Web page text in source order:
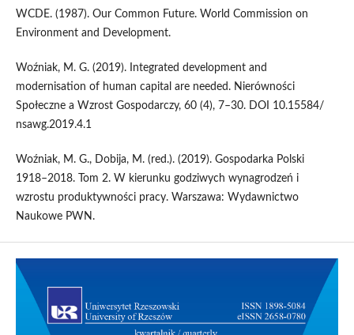
WCDE. (1987). Our Common Future. World Commission on
Environment and Development.
Woźniak, M. G. (2019). Integrated development and
modernisation of human capital are needed. Nierówności
Społeczne a Wzrost Gospodarczy, 60 (4), 7–30. DOI 10.15584/
nsawg.2019.4.1
Woźniak, M. G., Dobija, M. (red.). (2019). Gospodarka Polski
1918–2018. Tom 2. W kierunku godziwych wynagrodzeń i
wzrostu produktywności pracy. Warszawa: Wydawnictwo
Naukowe PWN.